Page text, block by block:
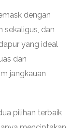
dengan
sekaligus, dan
yang ideal
dan
jangkauan
pilihan terbaik